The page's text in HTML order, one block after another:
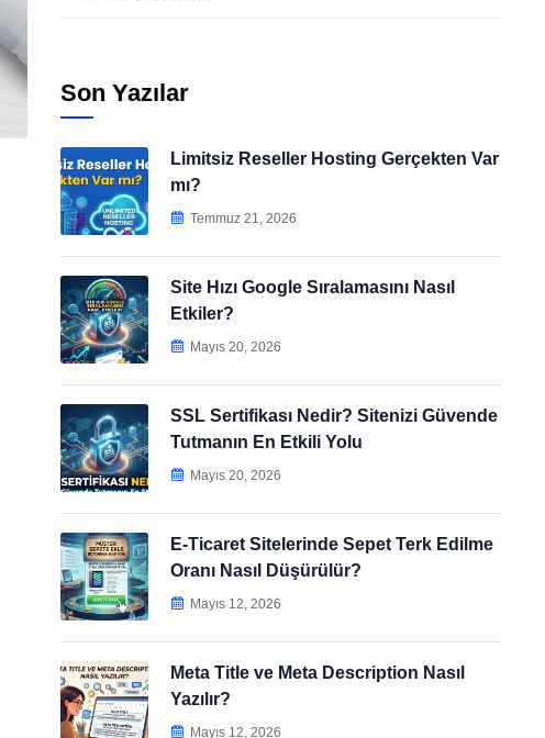
Son Yazılar
Limitsiz Reseller Hosting Gerçekten Var
mı?
Temmuz 21, 2026
Site Hızı Google Sıralamasını Nasıl
Etkiler?
Mayıs 20, 2026
SSL Sertifikası Nedir? Sitenizi Güvende
Tutmanın En Etkili Yolu
Mayıs 20, 2026
E-Ticaret Sitelerinde Sepet Terk Edilme
Oranı Nasıl Düşürülür?
Mayıs 12, 2026
Meta Title ve Meta Description Nasıl
Yazılır?
Mayıs 12, 2026